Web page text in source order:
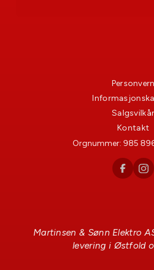
Personvern
Salgsvilkår
Kontakt
Orgnummer: 985
Martinsen & Sønn Elektro
levering i Østfold